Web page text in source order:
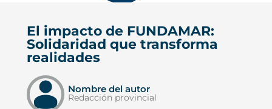
El impacto de FUNDAMAR:
Solidaridad que transforma
realidades
Nombre del autor
Redacción provincial